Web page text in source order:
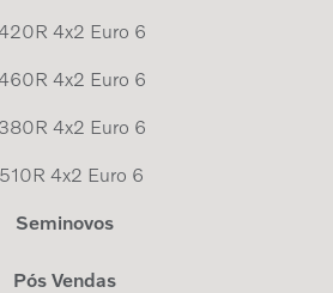
4x2 Euro 6
4x2 Euro 6
4x2 Euro 6
4x2 Euro 6
Seminovos
Pós Vendas